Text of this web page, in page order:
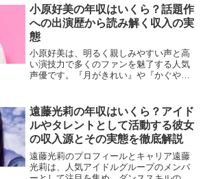
惹きつけています。テレビや雑誌、SNS
を通じて幅広い世代から...
小原好美の年収はいくら？話題作
への出演歴から読み解く収入の実
態
小原好美は、明るく親しみやすい声と高
い演技力で多くのファンを魅了する人気
声優です。『月がきれい』や『かぐや様
収について、収入源ごとに詳しく分析し
ていきます。アニメ作品へ...
遠藤光莉の年収はいくら？アイド
ルやタレントとして活動する彼女
の収入源とその実態を徹底解説
遠藤光莉のプロフィールとキャリア遠藤
光莉は、人気アイドルグループのメンバ